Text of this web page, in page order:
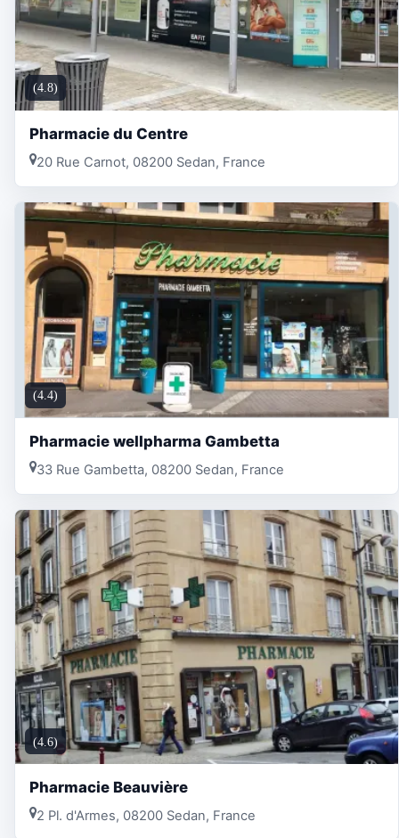
(4.8)
Pharmacie du Centre
20 Rue Carnot, 08200 Sedan, France
(4.4)
Pharmacie wellpharma Gambetta
33 Rue Gambetta, 08200 Sedan, France
(4.6)
Pharmacie Beauvière
2 Pl. d'Armes, 08200 Sedan, France